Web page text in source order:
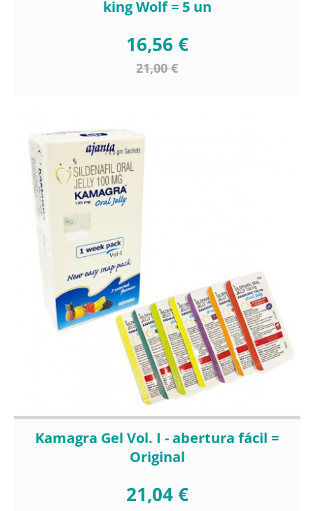
king Wolf = 5 un
16,56 €
21,00 €
Kamagra Gel Vol. I - abertura fácil =
Original
21,04 €